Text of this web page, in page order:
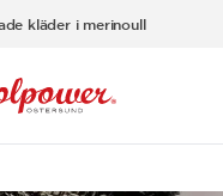
kläder i merinoull